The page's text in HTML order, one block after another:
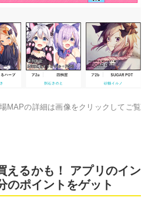
MAPの詳細は画像をクリックしてご覧
えるかも！ アプリのイン
のポイントをゲット